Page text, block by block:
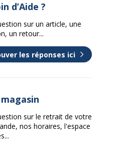
d’Aide ?
sur un article, une
un retour...
les réponses ici
sur le retrait de votre
nos horaires, l'espace